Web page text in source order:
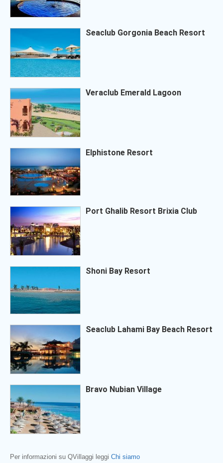
Seaclub Gorgonia Beach Resort
Veraclub Emerald Lagoon
Elphistone Resort
Port Ghalib Resort Brixia Club
Shoni Bay Resort
Seaclub Lahami Bay Beach Resort
Bravo Nubian Village
Per informazioni su QVillaggi leggi Chi siamo